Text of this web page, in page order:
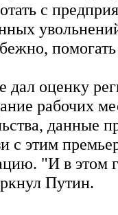
с
дал оценку
рабочих
данные
с этим
"И в этом
Путин.